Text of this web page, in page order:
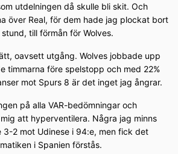
utdelningen då skulle bli skit. Och
över Real, för dem hade jag plockat bort
till förmån för Wolves.
oavsett utgång. Wolves jobbade upp
timmarna före spelstopp och med 22%
mot Spurs 8 är det inget jag ångrar.
på alla VAR-bedömningar och
att hyperventilera. Några jag minns
3-2 mot Udinese i 94:e, men fick det
i Spanien förstås.